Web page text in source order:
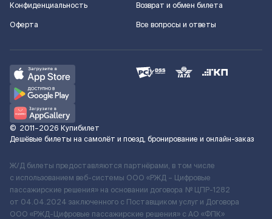
Конфиденциальность
Оферта
Возврат и обмен билета
Все вопросы и ответы
© 2011–2026 Купибилет
Дешёвые билеты на самолёт и поезд, бронирование и онлайн-заказ
Ж/Д билеты предоставляются партнёрами, в том числе
с использованием веб-системы ООО «РЖД – Цифровые
пассажирские решения» на основании договора № ЦПР-1282
от 04.04.2024 заключенного с Поставщиком услуг и Договора
ООО «РЖД-Цифровые пассажирские решения» c АО «ФПК»